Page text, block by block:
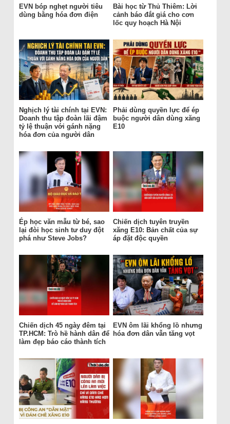
EVN bóp nghẹt người tiêu
dùng bằng hóa đơn điện
Bài học từ Thủ Thiêm: Lời
cảnh báo đắt giá cho cơn
lốc quy hoạch Hà Nội
Nghịch lý tài chính tại EVN:
Doanh thu tập đoàn lãi đậm
tỷ lệ thuận với gánh nặng
hóa đơn của người dân
Phải dùng quyền lực để ép
buộc người dân dùng xăng
E10
Ép học văn mẫu từ bé, sao
lại đòi học sinh tư duy đột
phá như Steve Jobs?
Chiến dịch tuyên truyền
xăng E10: Bản chất của sự
áp đặt độc quyền
Chiến dịch 45 ngày đêm tại
TP.HCM: Trò hề hành dân để
làm đẹp báo cáo thành tích
EVN ôm lãi khổng lồ nhưng
hóa đơn dân vẫn tăng vọt